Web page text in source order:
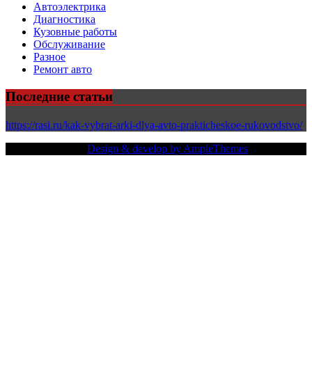
Автоэлектрика
Диагностика
Кузовные работы
Обслуживание
Разное
Ремонт авто
Последние статьи
https://rasi.ru/kak-vybrat-arki-dlya-avto-prakticheskoe-rukovodstvo/
Design & develop by AmpleThemes